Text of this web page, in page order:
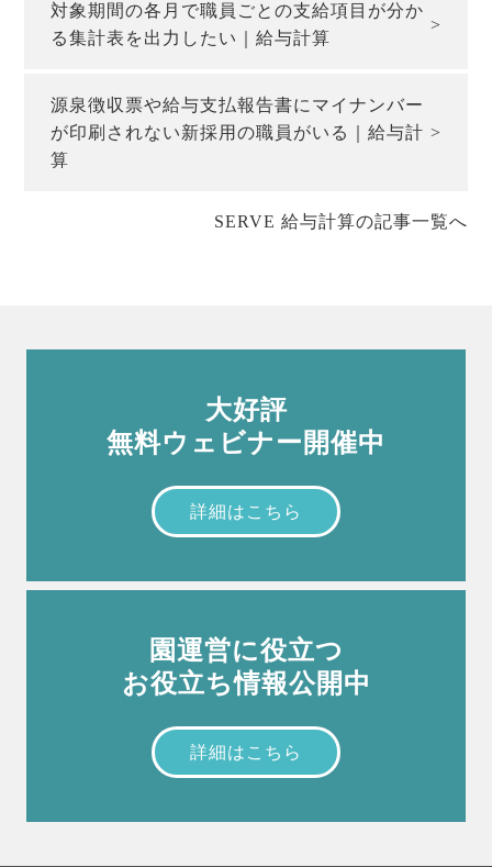
対象期間の各月で職員ごとの支給項目が分か
る集計表を出力したい｜給与計算
源泉徴収票や給与支払報告書にマイナンバー
が印刷されない新採用の職員がいる｜給与計
算
SERVE 給与計算の記事一覧へ
大好評
無料ウェビナー開催中
詳細はこちら
園運営に役立つ
お役立ち情報公開中
詳細はこちら